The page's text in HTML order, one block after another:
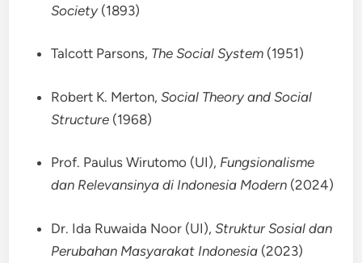
Society(1893)
Talcott Parsons, The Social System (1951)
Robert K. Merton,Social Theory and Social
Structure (1968)
Prof. Paulus Wirutomo (UI), Fungsionalisme
dan Relevansinya di Indonesia Modern (2024)
Dr. Ida Ruwaida Noor (UI),Struktur Sosial dan
Perubahan Masyarakat Indonesia (2023)